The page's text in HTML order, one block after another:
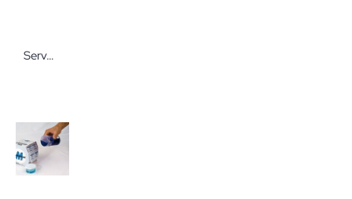
Servoprax Pressure Man II Chrome Line Blutdruckmessgerät